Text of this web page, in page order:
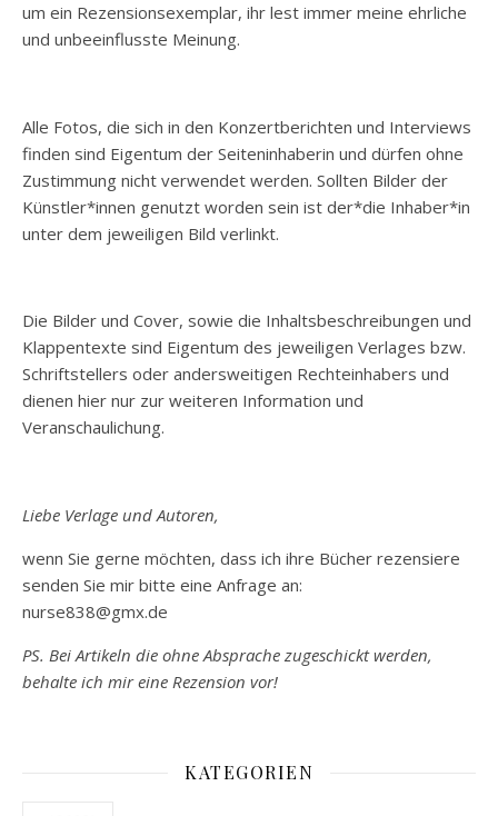
um ein Rezensionsexemplar, ihr lest immer meine ehrliche
und unbeeinflusste Meinung.
Alle Fotos, die sich in den Konzertberichten und Interviews
finden sind Eigentum der Seiteninhaberin und dürfen ohne
Zustimmung nicht verwendet werden. Sollten Bilder der
Künstler*innen genutzt worden sein ist der*die Inhaber*in
unter dem jeweiligen Bild verlinkt.
Die Bilder und Cover, sowie die Inhaltsbeschreibungen und
Klappentexte sind Eigentum des jeweiligen Verlages bzw.
Schriftstellers oder andersweitigen Rechteinhabers und
dienen hier nur zur weiteren Information und
Veranschaulichung.
Liebe Verlage und Autoren,
wenn Sie gerne möchten, dass ich ihre Bücher rezensiere
senden Sie mir bitte eine Anfrage an:
nurse838@gmx.de
PS. Bei Artikeln die ohne Absprache zugeschickt werden,
behalte ich mir eine Rezension vor!
KATEGORIEN